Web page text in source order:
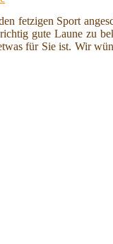
fetzigen Sport
gute Laune zu
für Sie ist. Wir